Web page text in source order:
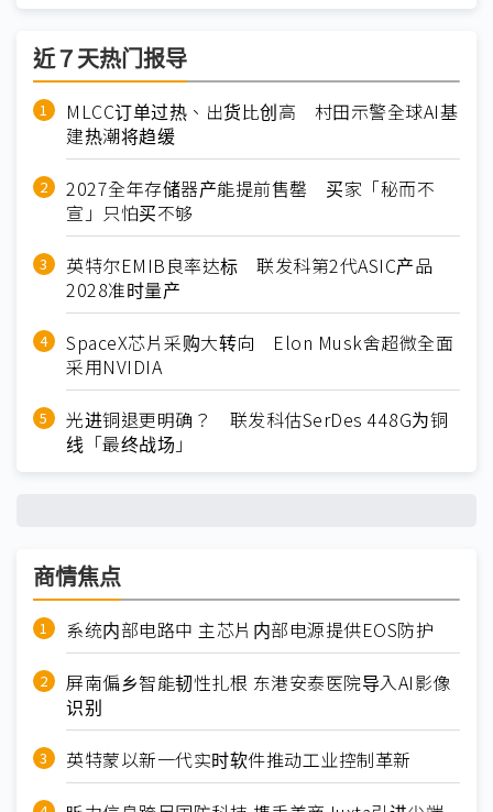
近７天热门报导
MLCC订单过热、出货比创高 村田示警全球AI基
建热潮将趋缓
2027全年存储器产能提前售罄 买家「秘而不
宣」只怕买不够
英特尔EMIB良率达标 联发科第2代ASIC产品
2028准时量产
SpaceX芯片采购大转向 Elon Musk舍超微全面
采用NVIDIA
光进铜退更明确？ 联发科估SerDes 448G为铜
线「最终战场」
商情焦点
系统内部电路中 主芯片内部电源提供EOS防护
屏南偏乡智能韧性扎根 东港安泰医院导入AI影像
识别
英特蒙以新一代实时软件推动工业控制革新